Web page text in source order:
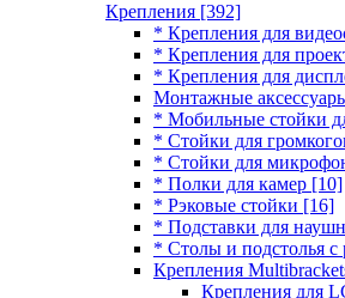
Крепления [392]
* Крепления для
* Крепления для
* Крепления для
Монтажные
* Мобильные стойки
* Стойки для
* Стойки для
* Полки для камер [10]
* Рэковые стойки [16]
* Подставки для
* Столы и подстолья с
Крепления
Крепления для